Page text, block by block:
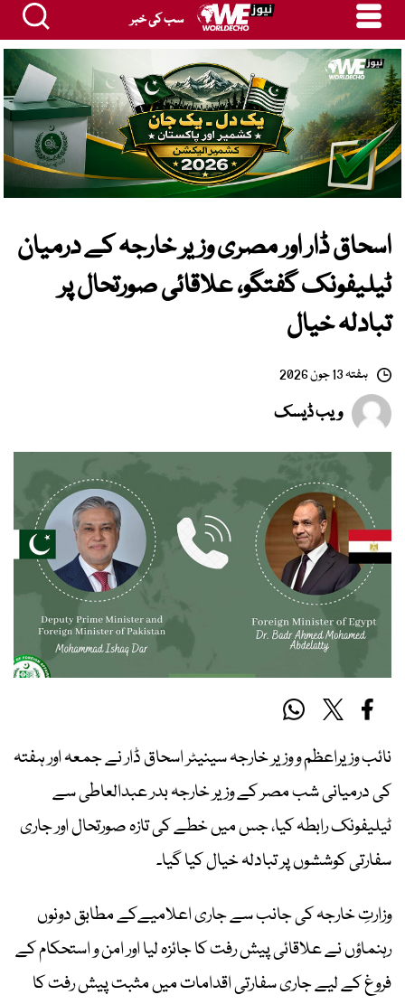
سب کی خبر
اسحاق ڈار اور مصری وزیر خارجہ کے درمیان
ٹیلیفونک گفتگو، علاقائی صورتحال پر
تبادلہ خیال
ہفتہ 13 جون 2026
ویب ڈیسک
نائب وزیراعظم و وزیر خارجہ سینیٹر اسحاق ڈار نے جمعہ اور ہفتہ
کی درمیانی شب مصر کے وزیر خارجہ بدر عبدالعاطی سے
ٹیلیفونک رابطہ کیا، جس میں خطے کی تازہ صورتحال اور جاری
سفارتی کوششوں پر تبادلہ خیال کیا گیا۔
وزارتِ خارجہ کی جانب سے جاری اعلامیےکے مطابق دونوں
رہنماؤں نے علاقائی پیش رفت کا جائزہ لیا اور امن و استحکام کے
فروغ کے لیے جاری سفارتی اقدامات میں مثبت پیش رفت کا